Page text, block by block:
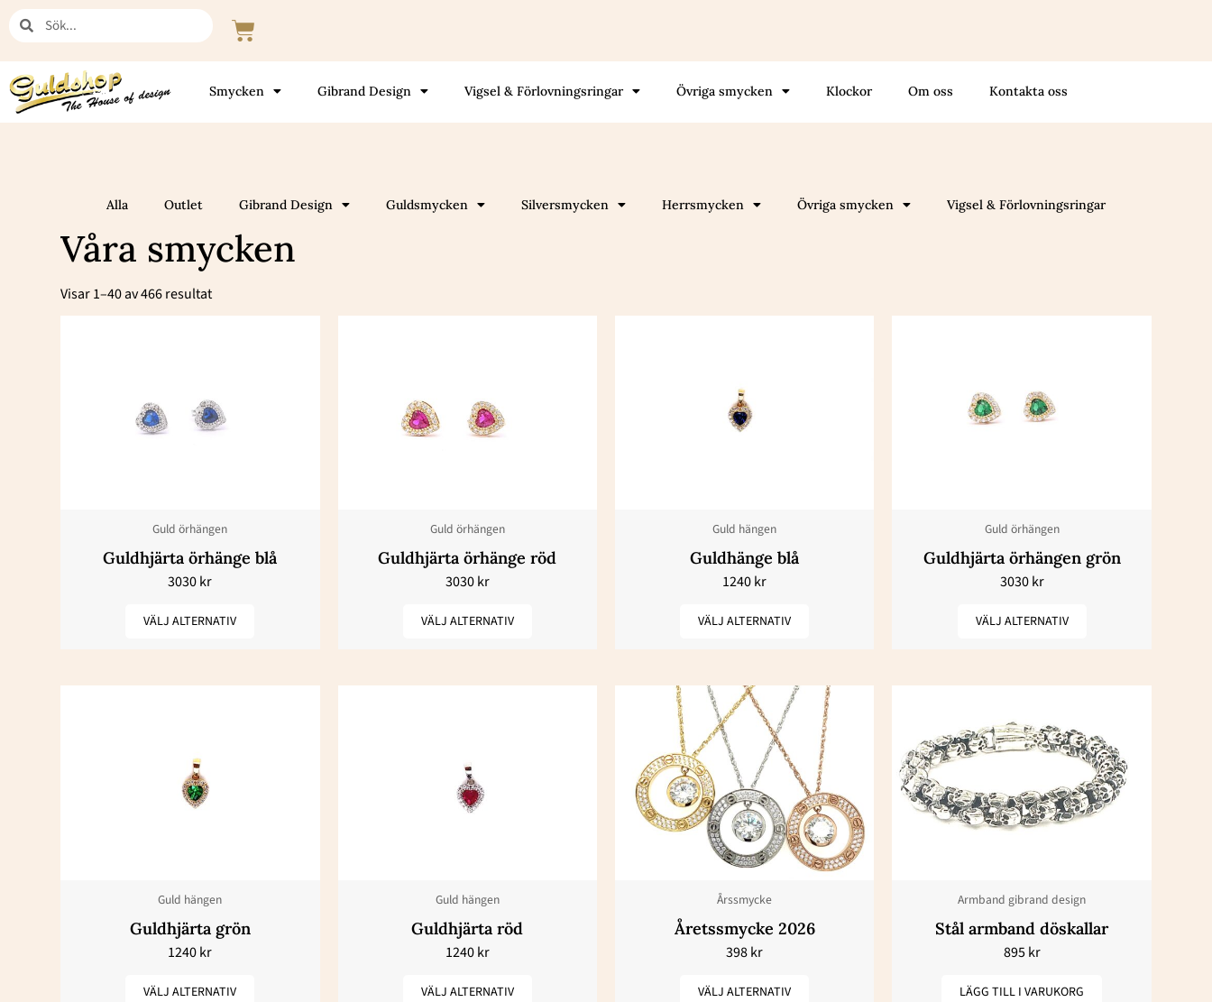
Hoppa
till
innehåll
Sök Sök Varukorg
Smycken Gibrand Design Vigsel & Förlovningsringar Övriga smycken Klockor Om oss Kontakta oss
Alla Outlet Gibrand Design Guldsmycken Silversmycken Herrsmycken Övriga smycken Vigsel & Förlovningsringar
Våra smycken
Visar 1–40 av 466 resultatefter
Guld örhängen
Guldhjärta örhänge blå
3030kr
VÄLJ ALTERNATIV
har
flera
alternativen
kan
väljas
på
Guld örhängen
Guldhjärta örhänge röd
3030kr
VÄLJ ALTERNATIV
har
flera
alternativen
kan
väljas
på
Guld hängen
Guldhänge blå
1240kr
VÄLJ ALTERNATIV
har
flera
alternativen
kan
väljas
på
Guld örhängen
Guldhjärta örhängen grön
3030kr
VÄLJ ALTERNATIV
har
alternativen
kan
väljas
på
Guld hängen
Guldhjärta grön
1240kr
VÄLJ ALTERNATIV
har
flera
alternativen
kan
väljas
på
Guld hängen
Guldhjärta röd
1240kr
VÄLJ ALTERNATIV
har
flera
alternativen
kan
väljas
på
Årssmycke
Åretssmycke 2026
398kr
VÄLJ ALTERNATIV
Den
här
produkten
har
flera
varianter.
De
alternativen
kan
väljas
på
Armband gibrand design
Stål armband döskallar
895kr
LÄGG TILL I VARUKORG